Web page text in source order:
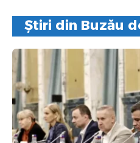
Știri din Buzău